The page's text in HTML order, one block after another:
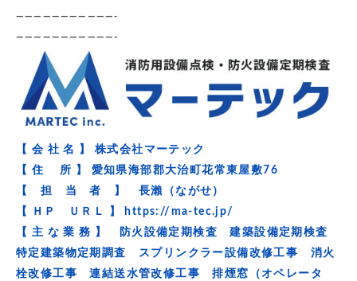
———————————-
———————————-
【 会 社 名 】 株式会社マーテック
【 住 所 】 愛知県海部郡大治町花常東屋敷76
【 担 当 者 】 長瀨（ながせ）
【 ＨＰ ＵＲＬ 】
https://ma-tec.jp/
【 主 な 業 務 】 防火設備定期検査 建築設備定期検査
特定建築物定期調査 スプリンクラー設備改修工事 消火
栓改修工事 連結送水管改修工事 排煙窓（オペレータ